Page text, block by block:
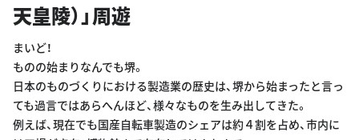
天皇陵）」周遊
まいど！
ものの始まりなんでも堺。
日本のものづくりにおける製造業の歴史は、堺から始まったと言っ
ても過言ではあらへんほど、様々なものを生み出してきた。
例えば、現在でも国産自転車製造のシェアは約４割を占め、市内に